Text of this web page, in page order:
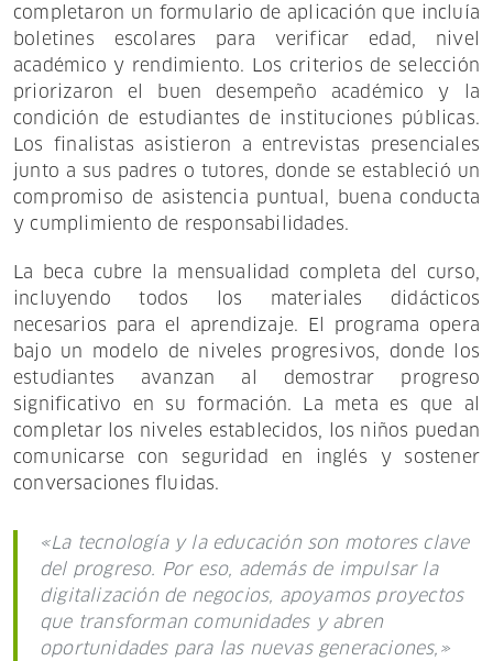
completaron un formulario de aplicación que incluía
boletines escolares para verificar edad, nivel
académico y rendimiento. Los criterios de selección
priorizaron el buen desempeño académico y la
condición de estudiantes de instituciones públicas.
Los finalistas asistieron a entrevistas presenciales
junto a sus padres o tutores, donde se estableció un
compromiso de asistencia puntual, buena conducta
y cumplimiento de responsabilidades.
La beca cubre la mensualidad completa del curso,
incluyendo todos los materiales didácticos
necesarios para el aprendizaje. El programa opera
bajo un modelo de niveles progresivos, donde los
estudiantes avanzan al demostrar progreso
significativo en su formación. La meta es que al
completar los niveles establecidos, los niños puedan
comunicarse con seguridad en inglés y sostener
conversaciones fluidas.
«La tecnología y la educación son motores clave
del progreso. Por eso, además de impulsar la
digitalización de negocios, apoyamos proyectos
que transforman comunidades y abren
oportunidades para las nuevas generaciones,»